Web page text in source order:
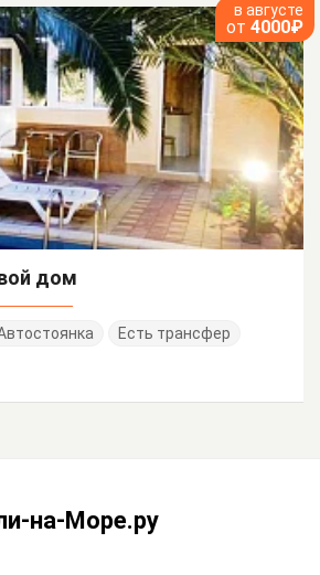
в августе
от 4000₽
дом
Есть трансфер
на-Море.ру